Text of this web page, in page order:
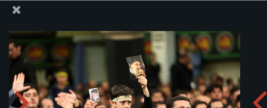
Состоялась траурная церемония Скачать альбом: